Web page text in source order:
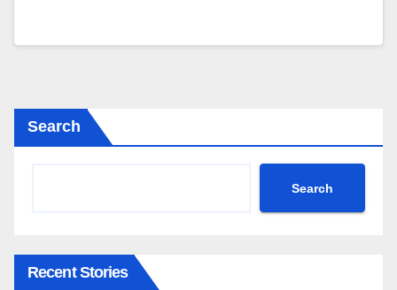
Search
Search
Recent Stories